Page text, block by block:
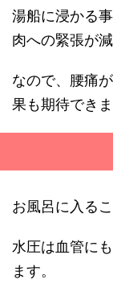
湯船に浸かる
肉への緊張が
なので、腰痛
果も期待できま
お風呂に入る
水圧は血管に
ます。